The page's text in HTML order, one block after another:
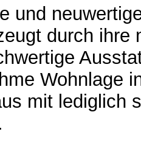
und
durch ihre
Wohnlage
mit lediglich